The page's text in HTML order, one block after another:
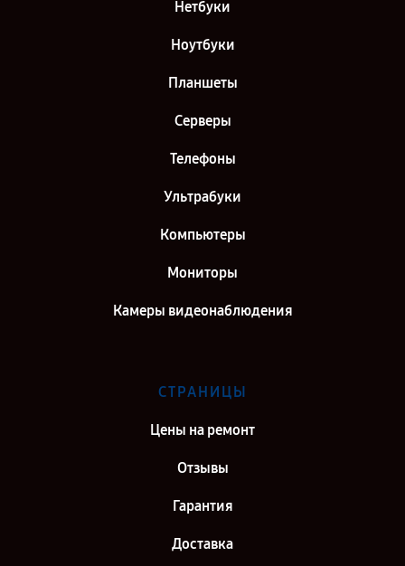
Нетбуки
Ноутбуки
Планшеты
Серверы
Телефоны
Ультрабуки
Компьютеры
Мониторы
Камеры видеонаблюдения
СТРАНИЦЫ
Цены на ремонт
Отзывы
Гарантия
Доставка